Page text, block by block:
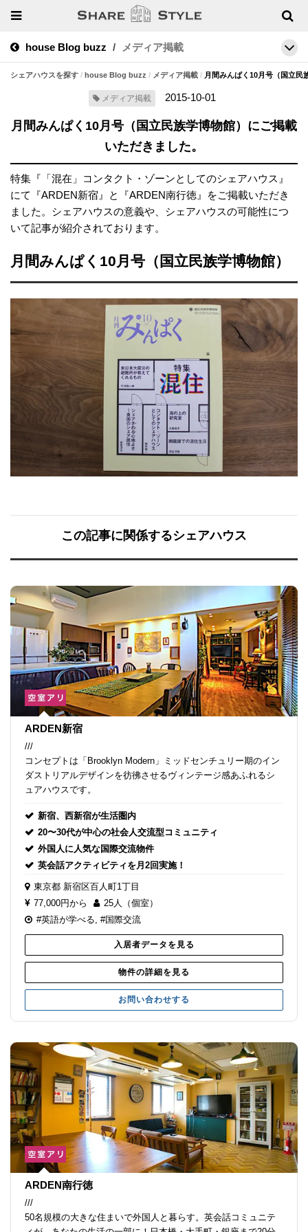
house Blog buzz メディア掲載
シェアハウスを探す house Blog buzz メディア掲載 月間みんぱく10月号（国立民
メディア掲載 2015-10-01
月間みんぱく10月号（国立民族学博物館）にご掲載
いただきました。
特集『「混在」コンタクト・ゾーンとしてのシェアハウス』
にて『ARDEN新宿』と『ARDEN南行徳』をご掲載いただき
ました。シェアハウスの意義や、シェアハウスの可能性につ
いて記事が紹介されております。
月間みんぱく10月号（国立民族学博物館）
この記事に関係するシェアハウス
ARDEN新宿
///
コンセプトは「Brooklyn Modern」ミッドセンチュリー期のイン
ダストリアルデザインを彷彿させるヴィンテージ感あふれるシ
ュアハウスです。
新宿、西新宿が生活圏内
20〜30代が中心の社会人交流型コミュニティ
外国人に人気な国際交流物件
英会話アクティビティを月2回実施！
東京都 新宿区百人町1丁目
77,000円から
25人（個室）
#英語が学べる #国際交流
入居者データを見る
物件の詳細を見る
お問い合わせする
ARDEN南行徳
///
50名規模の大きな住まいで外国人と暮らす。英会話コミュニテ